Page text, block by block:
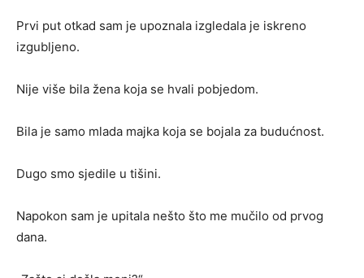
Prvi put otkad sam je upoznala izgledala je iskreno
izgubljeno.
Nije više bila žena koja se hvali pobjedom.
Bila je samo mlada majka koja se bojala za budućnost.
Dugo smo sjedile u tišini.
Napokon sam je upitala nešto što me mučilo od prvog
dana.